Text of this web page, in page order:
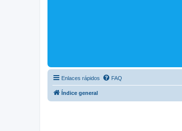
Enlaces rápidos FAQ
Índice general